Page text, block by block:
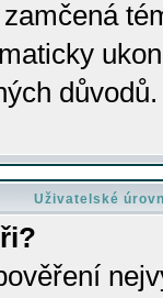
důvodů.
Uživatelské